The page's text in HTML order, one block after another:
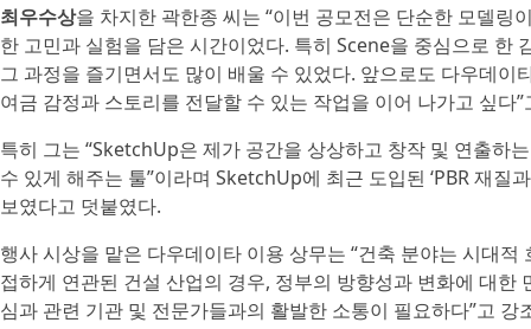
최우수상을 차지한 곽한종 씨는 “이번 공모전은 단순한 모델
한 고민과 실험을 담은 시간이었다. 특히 Scene을 중심으로 한
그 과정을 즐기면서도 많이 배울 수 있었다. 앞으로도 다우데
여금 감정과 스토리를 전달할 수 있는 작업을 이어 나가고 싶다
특히 그는 “SketchUp은 제가 공간을 상상하고 창작 및 연출하
수 있게 해주는 툴”이라며 SketchUp에 최근 도입된 ‘PBR 재
보였다고 덧붙였다.
행사 시상을 맡은 다우데이타 이용 상무는 “건축 분야는 시대
접하게 연관된 건설 산업의 경우, 정부의 방향성과 변화에 대
심과 관련 기관 및 전문가들과의 활발한 소통이 필요하다”고 강